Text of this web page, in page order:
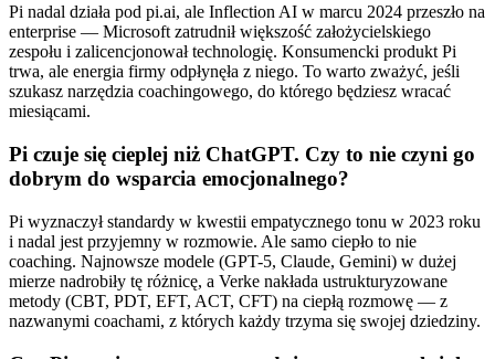
Pi nadal działa pod pi.ai, ale Inflection AI w marcu 2024 przeszło na
enterprise — Microsoft zatrudnił większość założycielskiego
zespołu i zalicencjonował technologię. Konsumencki produkt Pi
trwa, ale energia firmy odpłynęła z niego. To warto zważyć, jeśli
szukasz narzędzia coachingowego, do którego będziesz wracać
miesiącami.
Pi czuje się cieplej niż ChatGPT. Czy to nie czyni go
dobrym do wsparcia emocjonalnego?
Pi wyznaczył standardy w kwestii empatycznego tonu w 2023 roku
i nadal jest przyjemny w rozmowie. Ale samo ciepło to nie
coaching. Najnowsze modele (GPT-5, Claude, Gemini) w dużej
mierze nadrobiły tę różnicę, a Verke nakłada ustrukturyzowane
metody (CBT, PDT, EFT, ACT, CFT) na ciepłą rozmowę — z
nazwanymi coachami, z których każdy trzyma się swojej dziedziny.